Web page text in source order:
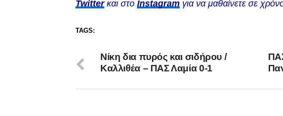
Twitterκαι στο Instagram για να μαθαίνετε σε
TAGS:
Νίκη δια πυρός και σιδήρου /
Καλλιθέα – ΠΑΣ Λαμία 0-1